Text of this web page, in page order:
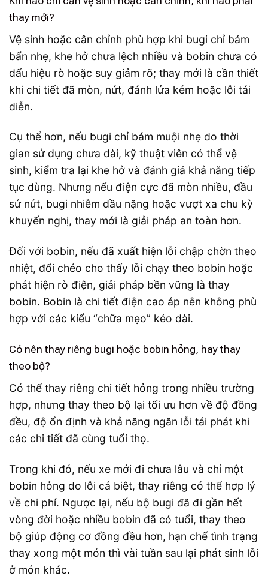
thay mới?
Vệ sinh hoặc cân chỉnh phù hợp khi bugi chỉ bám
bẩn nhẹ, khe hở chưa lệch nhiều và bobin chưa có
dấu hiệu rò hoặc suy giảm rõ; thay mới là cần thiết
khi chi tiết đã mòn, nứt, đánh lửa kém hoặc lỗi tái
diễn.
Cụ thể hơn, nếu bugi chỉ bám muội nhẹ do thời
gian sử dụng chưa dài, kỹ thuật viên có thể vệ
sinh, kiểm tra lại khe hở và đánh giá khả năng tiếp
tục dùng. Nhưng nếu điện cực đã mòn nhiều, đầu
sứ nứt, bugi nhiễm dầu nặng hoặc vượt xa chu kỳ
khuyến nghị, thay mới là giải pháp an toàn hơn.
Đối với bobin, nếu đã xuất hiện lỗi chập chờn theo
nhiệt, đổi chéo cho thấy lỗi chạy theo bobin hoặc
phát hiện rò điện, giải pháp bền vững là thay
bobin. Bobin là chi tiết điện cao áp nên không phù
hợp với các kiểu “chữa mẹo” kéo dài.
Có nên thay riêng bugi hoặc bobin hỏng, hay thay
theo bộ?
Có thể thay riêng chi tiết hỏng trong nhiều trường
hợp, nhưng thay theo bộ lại tối ưu hơn về độ đồng
đều, độ ổn định và khả năng ngăn lỗi tái phát khi
các chi tiết đã cùng tuổi thọ.
Trong khi đó, nếu xe mới đi chưa lâu và chỉ một
bobin hỏng do lỗi cá biệt, thay riêng có thể hợp lý
về chi phí. Ngược lại, nếu bộ bugi đã đi gần hết
vòng đời hoặc nhiều bobin đã có tuổi, thay theo
bộ giúp động cơ đồng đều hơn, hạn chế tình trạng
thay xong một món thì vài tuần sau lại phát sinh lỗi
ở món khác.